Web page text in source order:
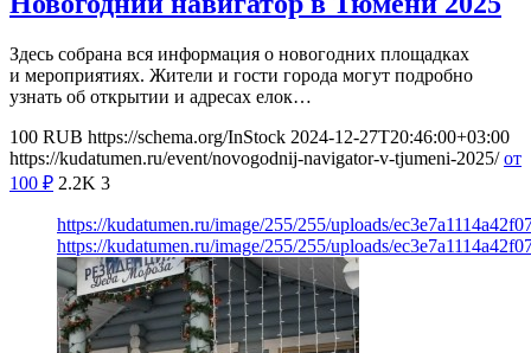
Здесь собрана вся информация о новогодних площадках
и мероприятиях. Жители и гости города могут подробно
узнать об открытии и адресах елок…
100 RUB https://schema.org/InStock 2024-12-27T20:46:00+03:00
https://kudatumen.ru/event/novogodnij-navigator-v-tjumeni-2025/ от
100 ₽ 2.2K 3
https://kudatumen.ru/image/255/255/uploads/
https://kudatumen.ru/image/255/255/uploads/